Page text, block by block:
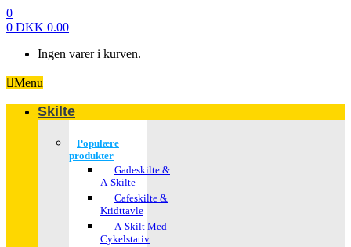
0
0 DKK 0.00
Ingen varer i kurven.
Menu
Skilte
Populære
produkter
Gadeskilte &
A-Skilte
Cafeskilte &
Kridttavle
A-Skilt Med
Cykelstativ